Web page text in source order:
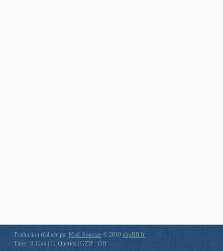
Traduction réalisée parMaël Soucaze© 2010 phpBB.fr
Time : 0.124s | 11 Queries | GZIP : Off